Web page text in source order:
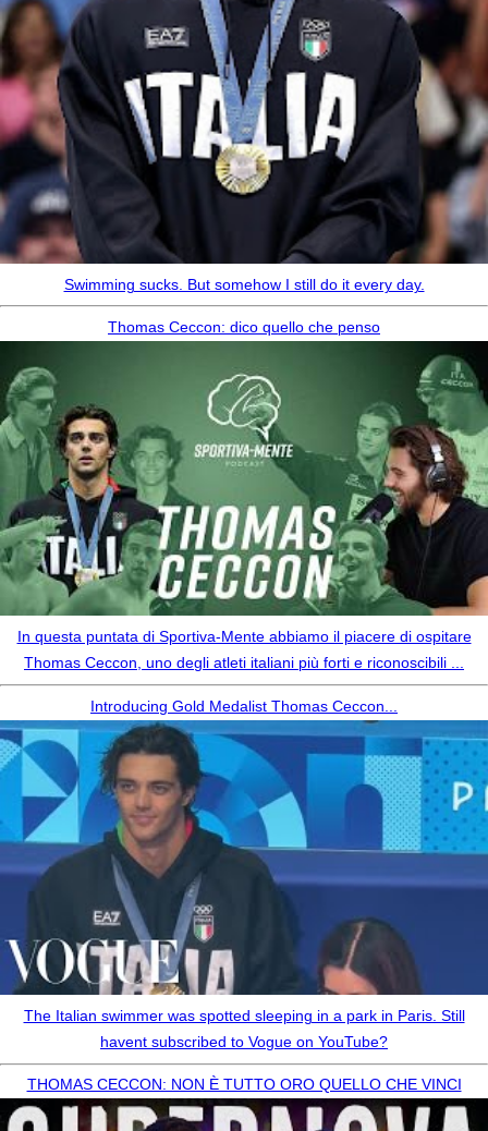
Swimming sucks. But somehow I still do it every day.
Thomas Ceccon: dico quello che penso
In questa puntata di Sportiva-Mente abbiamo il piacere di ospitare
Thomas Ceccon, uno degli atleti italiani più forti e riconoscibili ...
Introducing Gold Medalist Thomas Ceccon...
The Italian swimmer was spotted sleeping in a park in Paris. Still
havent subscribed to Vogue on YouTube?
THOMAS CECCON: NON È TUTTO ORO QUELLO CHE VINCI